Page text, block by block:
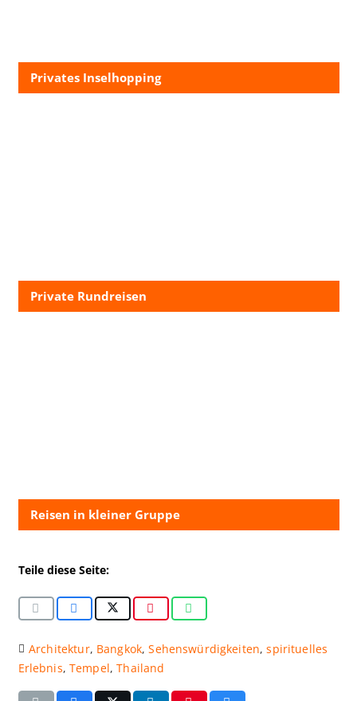
Privates Inselhopping
Private Rundreisen
Reisen in kleiner Gruppe
Teile diese Seite:
Architektur, Bangkok,Sehenswürdigkeiten,spirituelles
Erlebnis,Tempel,Thailand